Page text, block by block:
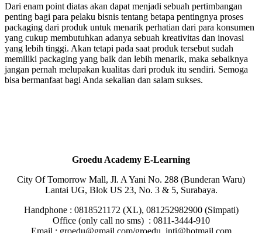
Dari enam point diatas akan dapat menjadi sebuah pertimbangan
penting bagi para pelaku bisnis tentang betapa pentingnya proses
packaging dari produk untuk menarik perhatian dari para konsumen
yang cukup membutuhkan adanya sebuah kreativitas dan inovasi
yang lebih tinggi. Akan tetapi pada saat produk tersebut sudah
memiliki packaging yang baik dan lebih menarik, maka sebaiknya
jangan pernah melupakan kualitas dari produk itu sendiri. Semoga
bisa bermanfaat bagi Anda sekalian dan salam sukses.
Groedu Academy E-Learning
City Of Tomorrow Mall, Jl. A Yani No. 288 (Bunderan Waru)
Lantai UG, Blok US 23, No. 3 & 5, Surabaya.
Handphone : 0818521172 (XL), 081252982900 (Simpati)
Office (only call no sms) : 0811-3444-910
Email : groedu@gmail.com/groedu_inti@hotmail.com